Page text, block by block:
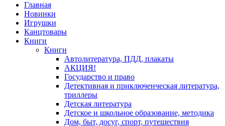
Главная
Новинки
Игрушки
Канцтовары
Книги
Книги
Автолитература, ПДД, плакаты
АКЦИЯ!
Государство и право
Детективная и приключенческая литература,
триллеры
Детская литература
Детское и школьное образование, методика
Дом, быт, досуг, спорт, путешествия